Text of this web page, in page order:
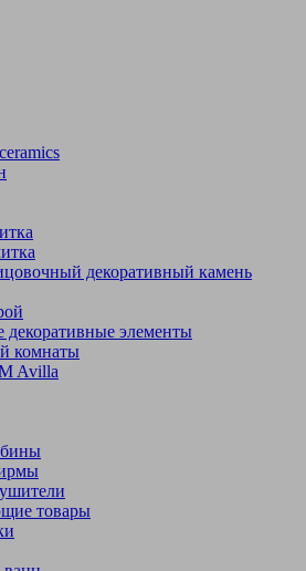
декоративный камень
элементы
комнаты
Avilla
товары